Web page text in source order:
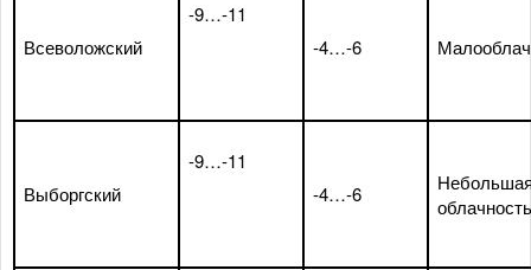
Всеволожский
-9…-11
-4…-6
Выборгский
-9…-11
-4…-6
облачность